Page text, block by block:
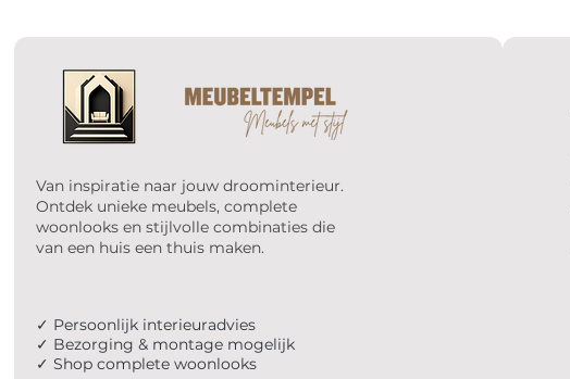
Van inspiratie naar jouw droominterieur.
Ontdek unieke meubels, complete
woonlooks en stijlvolle combinaties die
van een huis een thuis maken.
✓ Persoonlijk interieuradvies
✓ Bezorging & montage mogelijk
✓ Shop complete woonlooks